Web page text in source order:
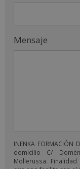
Mensaje
INENKA FORMACIÓN
domicilio C/
Mollerussa.